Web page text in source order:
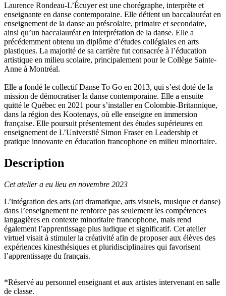
Laurence Rondeau-L’Écuyer est une chorégraphe, interprète et
enseignante en danse contemporaine. Elle détient un baccalauréat en
enseignement de la danse au préscolaire, primaire et secondaire,
ainsi qu’un baccalauréat en interprétation de la danse. Elle a
précédemment obtenu un diplôme d’études collégiales en arts
plastiques. La majorité de sa carrière fut consacrée à l’éducation
artistique en milieu scolaire, principalement pour le Collège Sainte-
Anne à Montréal.
Elle a fondé le collectif Danse To Go en 2013, qui s’est doté de la
mission de démocratiser la danse contemporaine. Elle a ensuite
quitté le Québec en 2021 pour s’installer en Colombie-Britannique,
dans la région des Kootenays, où elle enseigne en immersion
française. Elle poursuit présentement des études supérieures en
enseignement de L’Université Simon Fraser en Leadership et
pratique innovante en éducation francophone en milieu minoritaire.
Description
Cet atelier a eu lieu en novembre 2023
L’intégration des arts (art dramatique, arts visuels, musique et danse)
dans l’enseignement ne renforce pas seulement les compétences
langagières en contexte minoritaire francophone, mais rend
également l’apprentissage plus ludique et significatif. Cet atelier
virtuel visait à stimuler la créativité afin de proposer aux élèves des
expériences kinesthésiques et pluridisciplinaires qui favorisent
l’apprentissage du français.
*Réservé au personnel enseignant et aux artistes intervenant en salle
de classe.